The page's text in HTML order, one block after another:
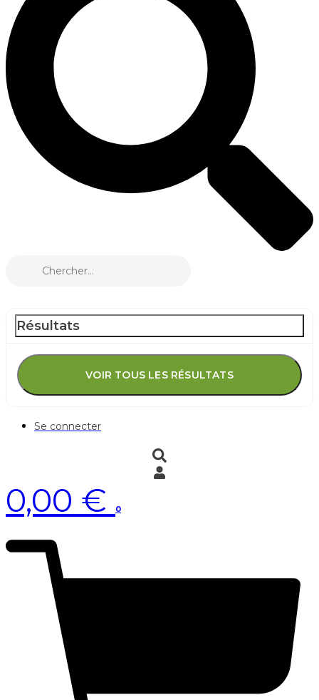
Résultats
VOIR TOUS LES RÉSULTATS
Se connecter
0,00 € 0